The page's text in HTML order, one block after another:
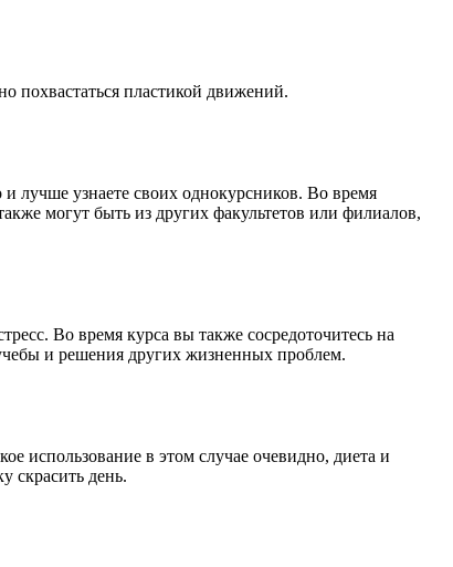
похвастаться пластикой движений.
лучше узнаете своих однокурсников. Во время
могут быть из других факультетов или филиалов,
Во время курса вы также сосредоточитесь на
и решения других жизненных проблем.
использование в этом случае очевидно, диета и
скрасить день.